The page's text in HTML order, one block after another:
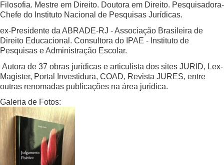
Filosofia. Mestre em Direito. Doutora em Direito. Pesquisadora-
Chefe do Instituto Nacional de Pesquisas Jurídicas.
ex-Presidente da ABRADE-RJ - Associação Brasileira de
Direito Educacional. Consultora do IPAE - Instituto de
Pesquisas e Administração Escolar.
Autora de 37 obras jurídicas e articulista dos sites JURID, Lex-
Magister, Portal Investidura, COAD, Revista JURES, entre
outras renomadas publicações na área juridica.
Galeria de Fotos: